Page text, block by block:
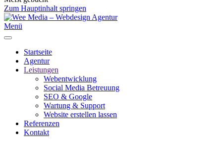
Zum Hauptinhalt springen
Menü
Startseite
Agentur
Leistungen
Webentwicklung
Social Media Betreuung
SEO & Google
Wartung & Support
Website erstellen lassen
Referenzen
Kontakt